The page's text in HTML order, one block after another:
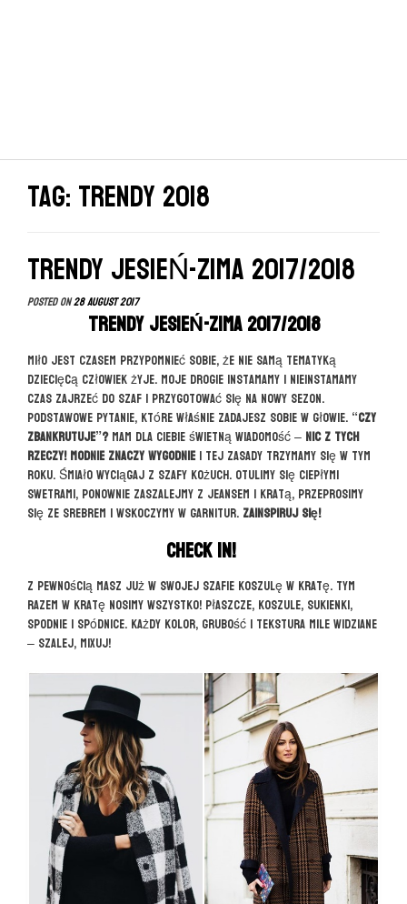
Tag: trendy 2018
TRENDY JESIEŃ-ZIMA 2017/2018
Posted on28 August 2017
TRENDY JESIEŃ-ZIMA 2017/2018
Miło jest czasem przypomnieć sobie, że nie samą tematyką
dziecięcą człowiek żyje. Moje drogie instamamy i nieinstamamy
czas zajrzeć do szaf i przygotować się na nowy sezon.
Podstawowe pytanie, które właśnie zadajesz sobie w głowie. “Czy
zbankrutuje”?Mam dla Ciebie świetną wiadomość – nic z tych
rzeczy! Modnie znaczy wygodnie i tej zasady trzymamy się w tym
roku. Śmiało wyciągaj z szafy kożuch. Otulimy się ciepłymi
swetrami, ponownie zaszalejmy z jeansem i kratą, przeprosimy
się ze srebrem i wskoczymy w garnitur. Zainspiruj się!
Check in!
Z pewnością masz już w swojej szafie koszulę w kratę. Tym
razem w kratę nosimy wszystko! Płaszcze, koszule, sukienki,
spodnie i spódnice. Każdy kolor, grubość i tekstura mile widziane
– szalej, mixuj!